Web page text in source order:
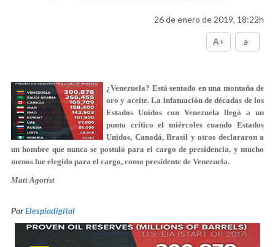
26 de enero de 2019, 18:22h
A+ a-
¿Venezuela? Está sentado en una montaña de
oro y aceite. La infatuación de décadas de los
Estados Unidos con Venezuela llegó a un
punto crítico el miércoles cuando Estados
Unidos, Canadá, Brasil y otros declararon a
un hombre que nunca se postuló para el cargo de presidencia, y mucho
menos fue elegido para el cargo, como presidente de Venezuela.
Matt Agorist
PorElespiadigital